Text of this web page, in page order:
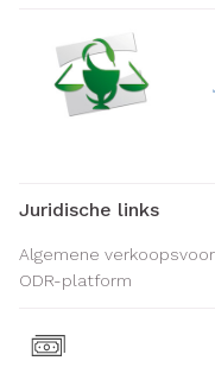
Juridische links
Algemene
ODR-platform